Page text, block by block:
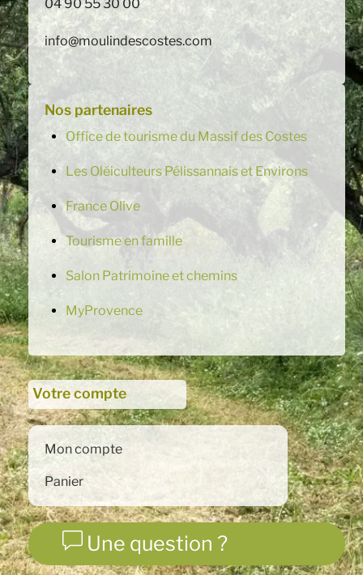
04 90 55 30 00
info@moulindescostes.com
Nos partenaires
Office de tourisme du Massif des Costes
Les Oléiculteurs Pélissannais et Environs
France Olive
Tourisme en famille
Salon Patrimoine et chemins
MyProvence
Votre compte
Mon compte
Panier
Une question ?